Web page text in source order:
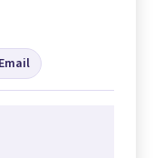
Email